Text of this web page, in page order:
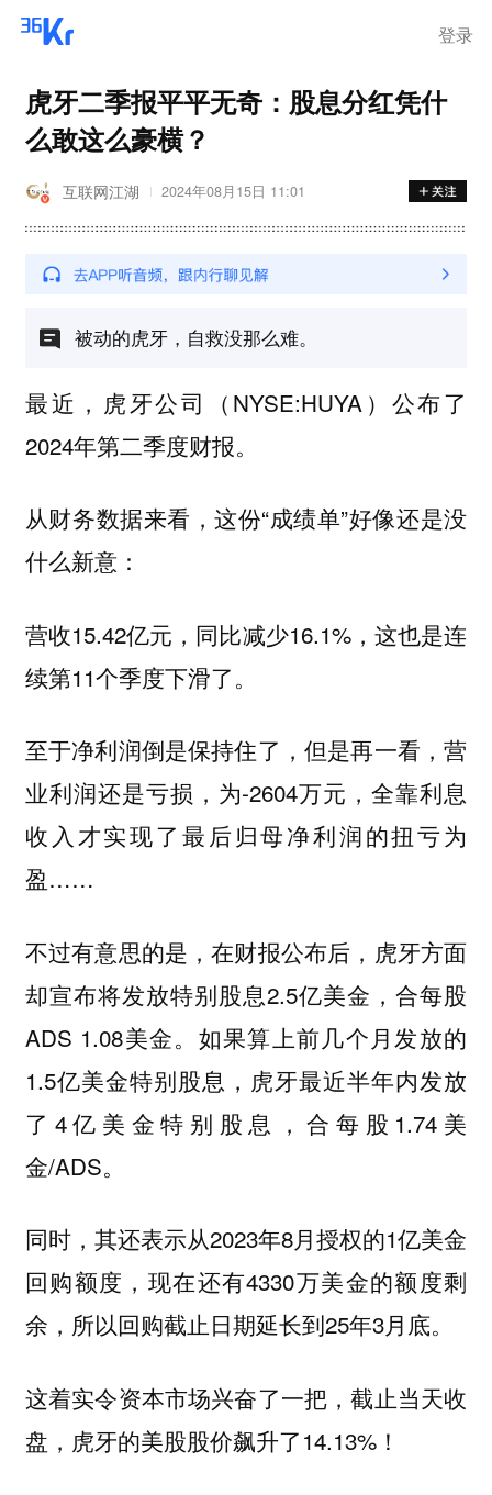
登录
虎牙二季报平平无奇：股息分红凭什
么敢这么豪横？
互联网江湖 2024年08月15日 11:01
被动的虎牙，自救没那么难。
最近，虎牙公司（NYSE:HUYA）公布了
2024年第二季度财报。
从财务数据来看，这份“成绩单”好像还是没
什么新意：
营收15.42亿元，同比减少16.1%，这也是连
续第11个季度下滑了。
至于净利润倒是保持住了，但是再一看，营
业利润还是亏损，为-2604万元，全靠利息
收入才实现了最后归母净利润的扭亏为
盈……
不过有意思的是，在财报公布后，虎牙方面
却宣布将发放特别股息2.5亿美金，合每股
ADS 1.08美金。如果算上前几个月发放的
1.5亿美金特别股息，虎牙最近半年内发放
了4亿美金特别股息，合每股1.74美
金/ADS。
同时，其还表示从2023年8月授权的1亿美金
回购额度，现在还有4330万美金的额度剩
余，所以回购截止日期延长到25年3月底。
这着实令资本市场兴奋了一把，截止当天收
盘，虎牙的美股股价飙升了14.13%！